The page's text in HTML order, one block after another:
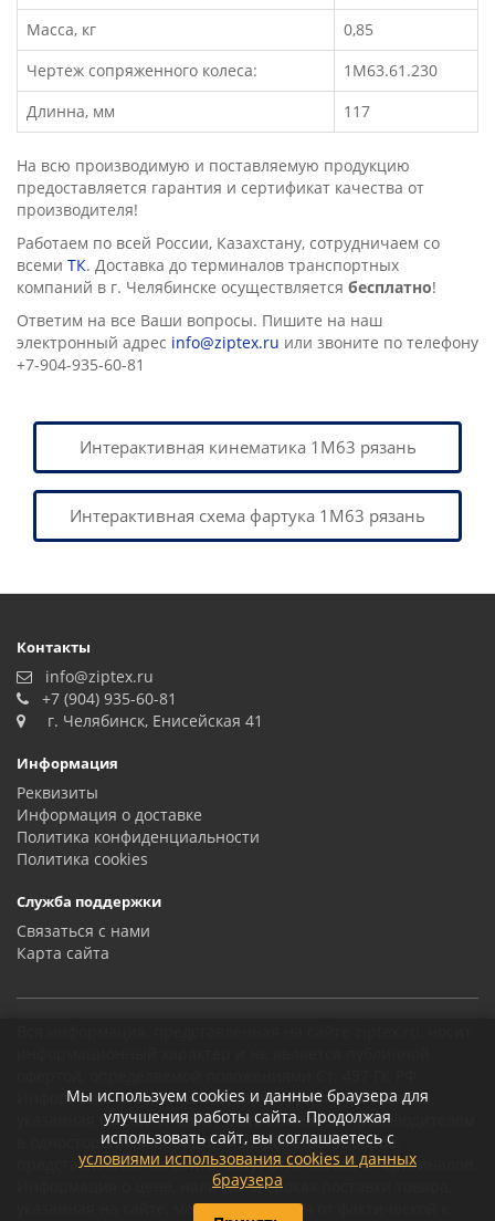
Масса, кг
0,85
Чертеж сопряженного колеса:
1М63.61.230
Длинна, мм
117
На всю производимую и поставляемую продукцию
предоставляется гарантия и сертификат качества от
производителя!
Работаем по всей России, Казахстану, сотрудничаем со
всеми ТК. Доставка до терминалов транспортных
компаний в г. Челябинске осущеcтвляется бесплатно!
Ответим на все Ваши вопросы. Пишите на наш
электронный адрес info@ziptex.ru или звоните по телефону
+7-904-935-60-81
Интерактивная кинематика 1М63 рязань
Интерактивная схема фартука 1М63 рязань
Мы используем cookies и данные браузера для
улучшения работы сайта. Продолжая
использовать сайт, вы соглашаетесь с
условиями использования cookies и данных
браузера
Контакты
info@ziptex.ru
+7 (904) 935-60-81
г. Челябинск, Енисейская 41
Информация
Реквизиты
Информация о доставке
Политика конфиденциальности
Политика сookies
Служба поддержки
Связаться с нами
Карта сайта
Информация о технических характеристиках товаров,
указанная на сайте, может быть изменена производителем
в одностороннем порядке. Изображения товаров,
представленных на сайте, могут отличаться от оригиналов.
Информация о цене, наличии и сроках поставки товара,
указанная на сайте, может отличаться от фактической к